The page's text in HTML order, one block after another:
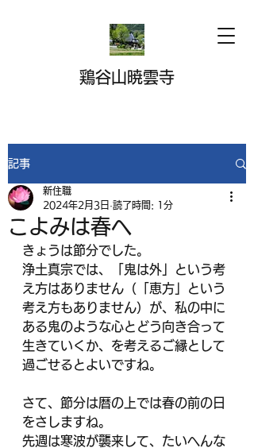
鶏谷山暁雲寺
記事
こよみは春へ
新住職
2024年2月3日 読了時間: 1分
きょうは節分でした。
浄土真宗では、「鬼は外」という考
え方はありません（「恵方」という
考え方もありません）が、私の中に
ある鬼のような心とどう向き合って
生きていくか、を考えるご縁として
過ごせるとよいですね。
さて、節分は暦の上では春の前の日
をさしますね。
先週は寒波が襲来して、たいへんな